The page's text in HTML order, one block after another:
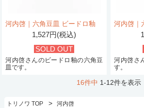
河内啓｜六角豆皿 ビードロ釉
1,527円(税込)
SOLD OUT
河内啓さんのビードロ釉の六角豆
皿です。
河内啓｜
河内啓さ
す。
16件中 1-12件を表示
トリノワ TOP > 河内啓